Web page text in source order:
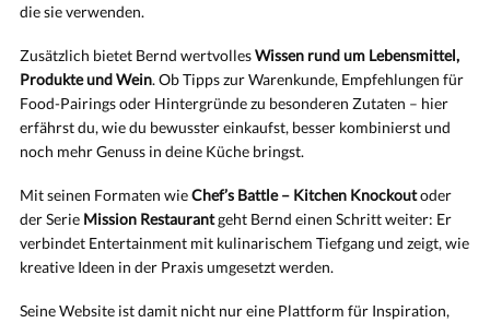
die sie verwenden.
Zusätzlich bietet Bernd wertvollesWissen rund um Lebensmittel,
Produkte und Wein. Ob Tipps zur Warenkunde, Empfehlungen für
Food-Pairings oder Hintergründe zu besonderen Zutaten – hier
erfährst du, wie du bewusster einkaufst, besser kombinierst und
noch mehr Genuss in deine Küche bringst.
Mit seinen Formaten wieChef’s Battle – Kitchen Knockoutoder
der Serie Mission Restaurantgeht Bernd einen Schritt weiter: Er
verbindet Entertainment mit kulinarischem Tiefgang und zeigt, wie
kreative Ideen in der Praxis umgesetzt werden.
Seine Website ist damit nicht nur eine Plattform für Inspiration,